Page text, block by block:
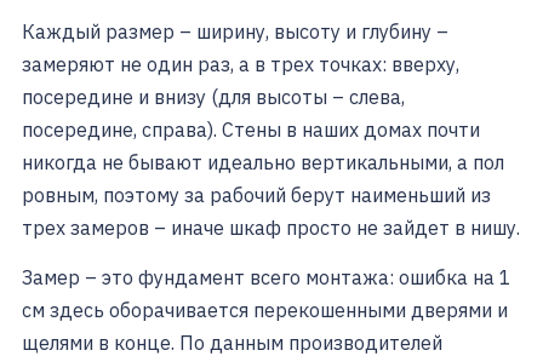
Каждый размер – ширину, высоту и глубину –
замеряют не один раз, а в трех точках: вверху,
посередине и внизу (для высоты – слева,
посередине, справа). Стены в наших домах почти
никогда не бывают идеально вертикальными, а пол
ровным, поэтому за рабочий берут наименьший из
трех замеров – иначе шкаф просто не зайдет в нишу.
Замер – это фундамент всего монтажа: ошибка на 1
см здесь оборачивается перекошенными дверями и
щелями в конце. По данным производителей